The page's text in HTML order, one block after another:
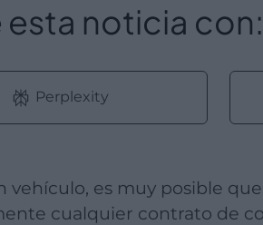
esta noticia con:
Perplexity
vehículo, es muy posible
cualquier contrato de